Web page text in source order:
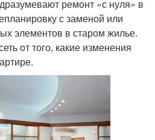
ремонт «с нуля» в
с заменой или
элементов в старом жилье.
от того, какие изменения